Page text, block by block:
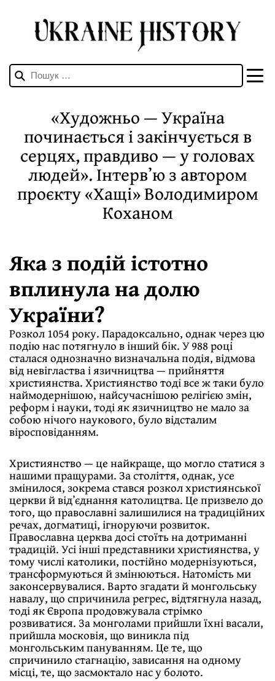
Пошук:
«Художньо — Україна
починається і закінчується в
серцях, правдиво — у головах
людей». Інтервʼю з автором
проєкту «Хащі» Володимиром
Коханом
Яка з подій істотно
вплинула на долю
України?
Розкол 1054 року. Парадоксально, однак через цю
подію нас потягнуло в інший бік. У 988 році
сталася однозначно визначальна подія, відмова
від невігластва і язичництва — прийняття
християнства. Християнство тоді все ж таки було
наймодернішою, найсучаснішою релігією змін,
реформ і науки, тоді як язичництво не мало за
собою нічого наукового, було відсталим
віросповіданням.
Християнство — це найкраще, що могло статися з
нашими пращурами. За століття, однак, усе
змінилося, зокрема стався розкол християнської
церкви й відʼєднання католицтва. Це призвело до
того, що православні залишилися на традиційних
речах, догматиці, ігноруючи розвиток.
Православна церква досі стоїть на дотриманні
традицій. Усі інші представники християнства, у
тому числі католики, постійно модернізуються,
трансформуються й змінюються. Натомість ми
законсервувалися. Варто згадати й монгольську
навалу, що спричинила регрес, відтягнула назад,
тоді як Європа продовжувала стрімко
розвиватися. За монголами прийшли їхні васали,
прийшла московія, що виникла під
монгольським пануванням. Це те, що
спричинило стагнацію, зависання на одному
місці, те, що засмоктало нас у болото.